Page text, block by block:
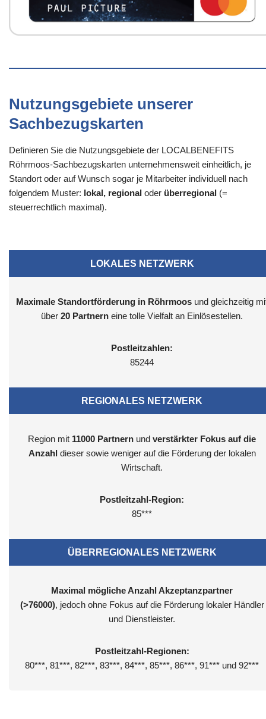
Nutzungsgebiete unserer
Sachbezugskarten
Definieren Sie die Nutzungsgebiete der LOCALBENEFITS
Röhrmoos-Sachbezugskarten unternehmensweit einheitlich, je
Standort oder auf Wunsch sogar je Mitarbeiter individuell nach
folgendem Muster: lokal, regional oder überregional (=
steuerrechtlich maximal).
LOKALES NETZWERK
Maximale Standortförderung in Röhrmoos und gleichzeitig
über 20 Partnern eine tolle Vielfalt an Einlösestellen.
Postleitzahlen:
85244
REGIONALES NETZWERK
Region mit 11000 Partnern und verstärkter Fokus auf die
Anzahl dieser sowie weniger auf die Förderung der lokalen
Wirtschaft.
Postleitzahl-Region:
85***
ÜBERREGIONALES NETZWERK
Maximal mögliche Anzahl Akzeptanzpartner
(>76000), jedoch ohne Fokus auf die Förderung lokaler Händler
und Dienstleister.
Postleitzahl-Regionen:
80***, 81***, 82***, 83***, 84***, 85***, 86***, 91*** und 92***